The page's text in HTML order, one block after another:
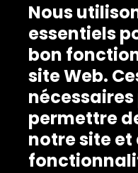
Nous
essentiels
bon
site Web.
permettre
notre site et